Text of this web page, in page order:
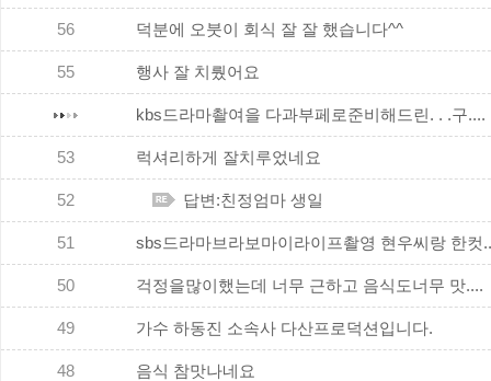
56 덕분에 오붓이 회식 잘 잘 했습니다^^
55 행사 잘 치뤘어요
kbs드라마촬여을 다과부페로준비해드린. . .구....
53 럭셔리하게 잘치루었네요
52 답변:친정엄마 생일
51 sbs드라마브라보마이라이프촬영 현우씨랑 한컷
50 걱정을많이했는데 너무 근하고 음식도너무 맛....
49 가수 하동진 소속사 다산프로덕션입니다.
48 음식 참맛나네요